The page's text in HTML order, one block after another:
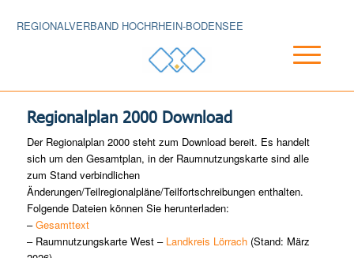
REGIONALVERBAND HOCHRHEIN-BODENSEE
Regionalplan 2000 Download
Der Regionalplan 2000 steht zum Download bereit. Es handelt
sich um den Gesamtplan, in der Raumnutzungskarte sind alle
zum Stand verbindlichen
Änderungen/Teilregionalpläne/Teilfortschreibungen enthalten.
Folgende Dateien können Sie herunterladen:
–Gesamttext
– Raumnutzungskarte West – Landkreis Lörrach(Stand: März